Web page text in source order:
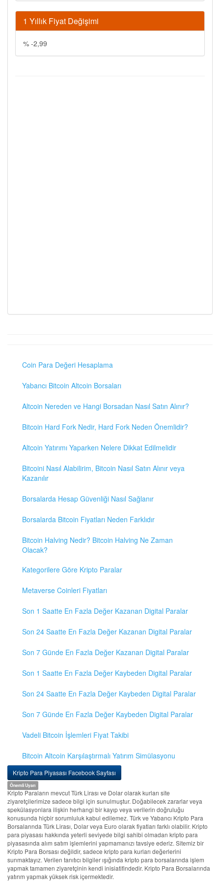
1 Yıllık Fiyat Değişimi
% -2,99
Coin Para Değeri Hesaplama
Yabancı Bitcoin Altcoin Borsaları
Altcoin Nereden ve Hangi Borsadan Nasıl Satın Alınır?
Bitcoin Hard Fork Nedir, Hard Fork Neden Önemlidir?
Altcoin Yatırımı Yaparken Nelere Dikkat Edilmelidir
Bitcoini Nasıl Alabilirim, Bitcoin Nasıl Satın Alınır veya
Kazanılır
Borsalarda Hesap Güvenliği Nasıl Sağlanır
Borsalarda Bitcoin Fiyatları Neden Farklıdır
Bitcoin Halving Nedir? Bitcoin Halving Ne Zaman
Olacak?
Kategorilere Göre Kripto Paralar
Metaverse Coinleri Fiyatları
Son 1 Saatte En Fazla Değer Kazanan Digital Paralar
Son 24 Saatte En Fazla Değer Kazanan Digital Paralar
Son 7 Günde En Fazla Değer Kazanan Digital Paralar
Son 1 Saatte En Fazla Değer Kaybeden Digital Paralar
Son 24 Saatte En Fazla Değer Kaybeden Digital Paralar
Son 7 Günde En Fazla Değer Kaybeden Digital Paralar
Vadeli Bitcoin İşlemleri Fiyat Takibi
Bitcoin Altcoin Karşılaştırmalı Yatırım Simülasyonu
Kripto Para Piyasası Facebook Sayfası
Önemli Uyarı
Kripto Paraların mevcut Türk Lirası ve Dolar olarak kurları site
ziyaretçilerimize sadece bilgi için sunulmuştur. Doğabilecek zararlar veya
spekülasyonlara ilişkin herhangi bir kayıp veya verilerin doğruluğu
konusunda hiçbir sorumluluk kabul edilemez. Türk ve Yabancı Kripto Para
Borsalarında Türk Lirası, Dolar veya Euro olarak fiyatları farklı olabilir. Kripto
para piyasası hakkında yeterli seviyede bilgi sahibi olmadan kripto para
piyasasında alım satım işlemlerini yapmamanızı tavsiye ederiz. Sitemiz bir
Kripto Para Borsası değildir, sadece kripto para kurları değerlerini
sunmaktayız. Verilen tanıtıcı bilgiler ışığında kripto para borsalarında işlem
yapmak tamamen ziyaretçinin kendi inisiatifindedir. Kripto Para Borsalarında
yatırım yapmak yüksek risk içermektedir.